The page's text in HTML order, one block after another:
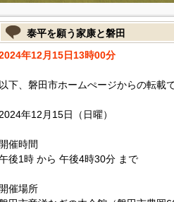
泰平を願う家康と磐田
年12月15日13時00分
以下、磐田市ホームぺージからの転載
2024年12月15日（日曜）
開催時間
後1時 から 午後4時30分 まで
開催場所